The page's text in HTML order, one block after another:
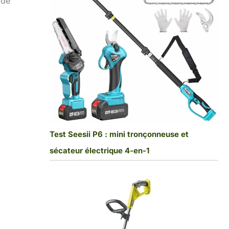
Test Seesii P6 : mini tronçonneuse et
sécateur électrique 4-en-1